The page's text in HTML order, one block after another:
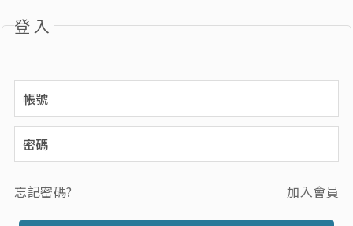
登入
忘記密碼? 加入會員